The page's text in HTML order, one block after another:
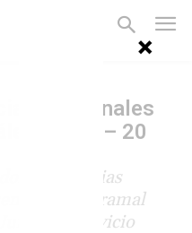
adicionales
Catán – 20
frecuencias
en el ramal
El servicio